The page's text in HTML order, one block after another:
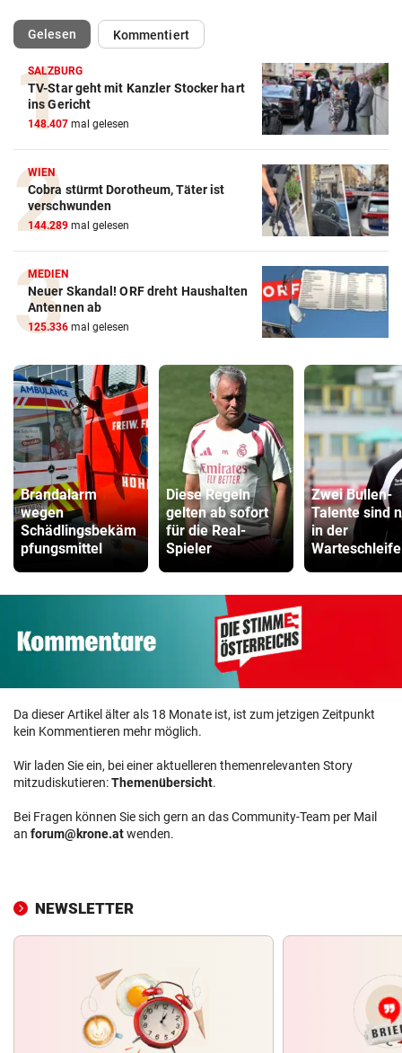
Gelesen(ausgewählt)Kommentiert
SALZBURG
TV-Star geht mit Kanzler Stocker hart
ins Gericht
148.407 mal gelesen
WIEN
Cobra stürmt Dorotheum, Täter ist
verschwunden
144.289 mal gelesen
MEDIEN
Neuer Skandal! ORF dreht Haushalten
Antennen ab
125.336 mal gelesen
Brandalarm
wegen
Schädlingsbekäm
pfungsmittel
Diese Regeln
gelten ab sofort
für die Real-
Spieler
Zwei Bullen-
Talente sind
in der
Warteschleife
Da dieser Artikel älter als 18 Monate ist, ist zum jetzigen Zeitpunkt
kein Kommentieren mehr möglich.
Wir laden Sie ein, bei einer aktuelleren themenrelevanten Story
mitzudiskutieren:Themenübersicht.
Bei Fragen können Sie sich gern an das Community-Team per Mail
an forum@krone.atwenden.
NEWSLETTER